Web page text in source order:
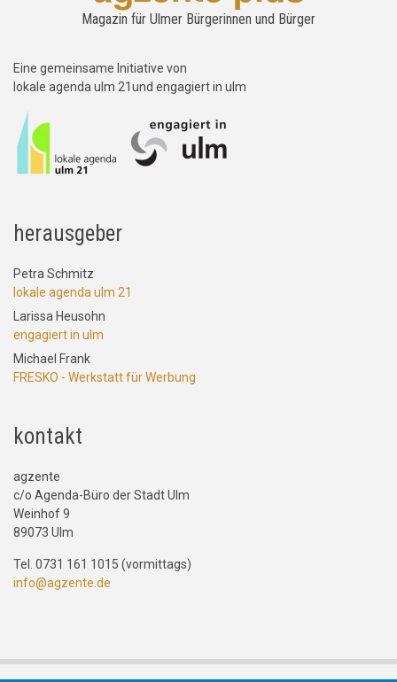
Magazin für Ulmer Bürgerinnen und Bürger
Eine gemeinsame Initiative von
lokale agenda ulm 21und engagiert in ulm
herausgeber
Petra Schmitz
lokale agenda ulm 21
Larissa Heusohn
engagiert in ulm
Michael Frank
FRESKO - Werkstatt für Werbung
kontakt
agzente
c/o Agenda-Büro der Stadt Ulm
Weinhof 9
89073 Ulm
Tel. 0731 161 1015 (vormittags)
info@agzente.de